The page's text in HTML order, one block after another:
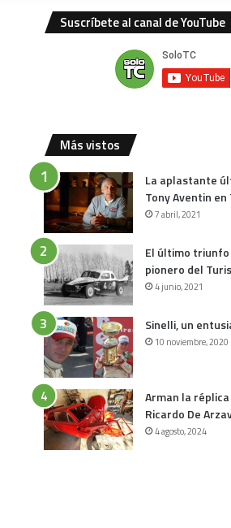
Suscríbete al canal de YouTube
Más vistos
La aplastante
Tony Aventin en
7 abril, 2021
El último triunfo
pionero del
4 junio, 2021
Sinelli, un
10 noviembre, 2020
Arman la
Ricardo De
4 agosto, 2024